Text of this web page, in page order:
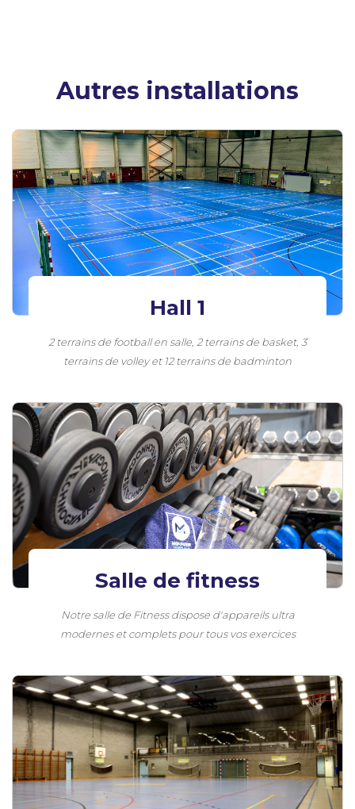
Autres installations
Hall 1
2 terrains de football en salle, 2 terrains de basket, 3
terrains de volley et 12 terrains de badminton
Salle de fitness
Notre salle de Fitness dispose d'appareils ultra
modernes et complets pour tous vos exercices